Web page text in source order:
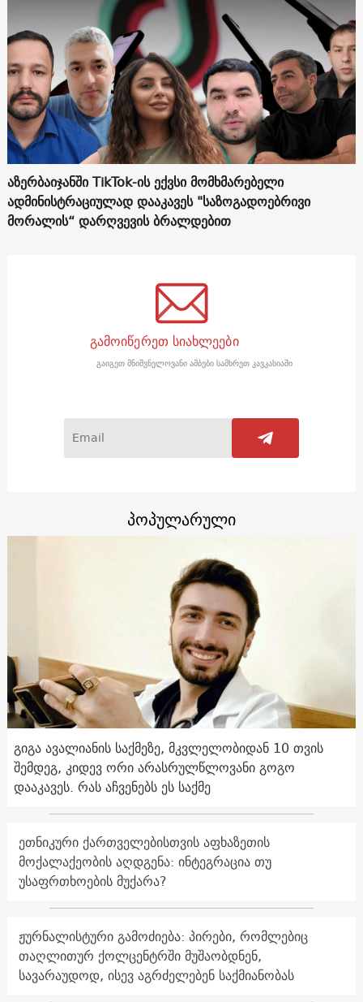
აზერბაიჯანში TikTok-ის ექვსი მომხმარებელი
ადმინისტრაციულად დააკავეს "საზოგადოებრივი
მორალის“ დარღვევის ბრალდებით
გამოიწერეთ სიახლეები
გაიგეთ მნიშვნელოვანი ამბები სამხრეთ კავკასიაში
პოპულარული
გიგა ავალიანის საქმეზე, მკვლელობიდან 10 თვის
შემდეგ, კიდევ ორი არასრულწლოვანი გოგო
დააკავეს. რას აჩვენებს ეს საქმე
ეთნიკური ქართველებისთვის აფხაზეთის
მოქალაქეობის აღდგენა: ინტეგრაცია თუ
უსაფრთხოების მუქარა?
ჟურნალისტური გამოძიება: პირები, რომლებიც
თაღლითურ ქოლცენტრში მუშაობდნენ,
სავარაუდოდ, ისევ აგრძელებენ საქმიანობას